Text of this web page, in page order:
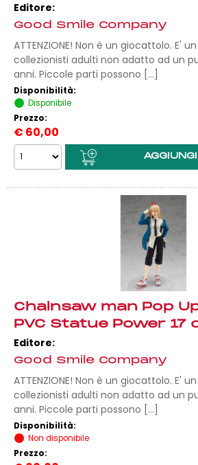
Editore:
Good Smile Company
ATTENZIONE! Non è un giocattolo. E'
collezionisti adulti non adatto ad un
anni. Piccole parti possono [...]
Disponibilità:
Disponibile
Prezzo:
€ 60,00
Chainsaw man Pop
PVC Statue Power 17
Editore:
Good Smile Company
ATTENZIONE! Non è un giocattolo. E'
collezionisti adulti non adatto ad un
anni. Piccole parti possono [...]
Disponibilità:
Non disponibile
Prezzo: